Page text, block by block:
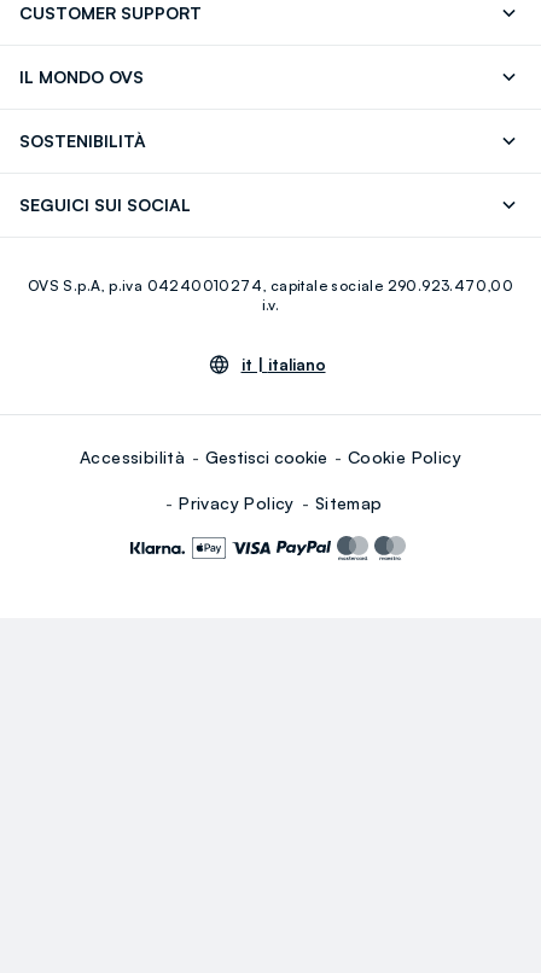
CUSTOMER SUPPORT
IL MONDO OVS
Giftcard
SOSTENIBILITÀ
SEGUICI SUI SOCIAL
Youtube Linkedin
OVS S.p.A, p.iva 04240010274, capitale sociale 290.923.470,00
i.v.
it | italiano
Accessibilità Gestisci cookie Cookie Policy
Privacy Policy Sitemap